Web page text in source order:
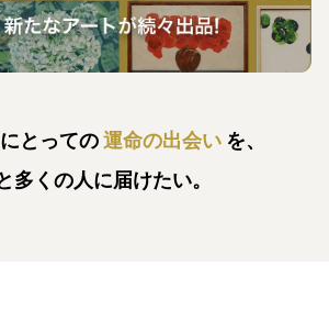
とっての運命の出会い を、
多くの人に届けたい。